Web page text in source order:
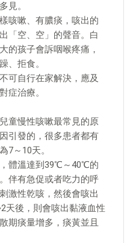
見。
咳嗽、有膿痰，咳出的
「空、空」的聲音。白
的孩子會訴咽喉疼痛，
、拒食。
可自行在家解決，應及
症治療。
童慢性咳嗽最常見的原
引發的，很多患者都有
7～10天。
體溫達到39℃～40℃的
伴有急促或者吃力的呼
激性乾咳，然後會咳出
天後，則會咳出黏液血性
期痰量增多，痰黃並且